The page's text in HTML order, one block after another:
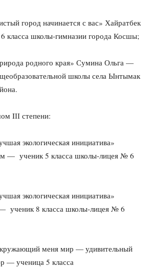
город начинается с вас» Хайратбек
класса школы-гимназии города Косшы;
родного края» Сумина Ольга —
школы села Ынтымак
IІІ степени:
экологическая инициатива»
— ученик 5 класса школы-лицея № 6
экологическая инициатива»
ученик 8 класса школы-лицея № 6
меня мир — удивительный
— ученица 5 класса